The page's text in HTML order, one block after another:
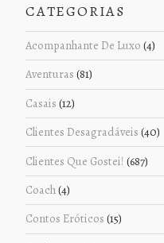
CATEGORIAS
Acompanhante De Luxo (4)
Aventuras (81)
Casais (12)
Clientes Desagradáveis (40)
Clientes Que Gostei! (687)
Coach(4)
Contos Eróticos (15)